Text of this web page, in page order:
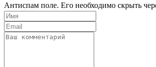
Антиспам поле. Его необходимо скрыть